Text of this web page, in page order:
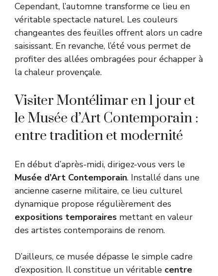
Cependant, l’automne transforme ce lieu en
véritable spectacle naturel. Les couleurs
changeantes des feuilles offrent alors un cadre
saisissant. En revanche, l’été vous permet de
profiter des allées ombragées pour échapper à
la chaleur provençale.
Visiter Montélimar en 1 jour et
le Musée d’Art Contemporain :
entre tradition et modernité
En début d’après-midi, dirigez-vous vers le
Musée d’Art Contemporain. Installé dans une
ancienne caserne militaire, ce lieu culturel
dynamique propose régulièrement des
expositions temporaires mettant en valeur
des artistes contemporains de renom.
D’ailleurs, ce musée dépasse le simple cadre
d’exposition. Il constitue un véritable centre